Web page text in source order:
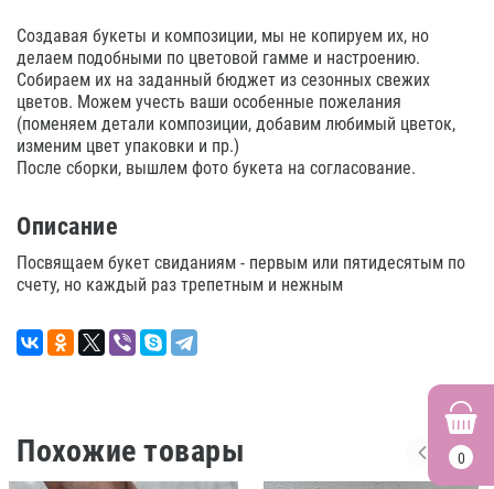
0
Создавая букеты и композиции, мы не копируем их, но
делаем подобными по цветовой гамме и настроению.
Собираем их на заданный бюджет из сезонных свежих
цветов. Можем учесть ваши особенные пожелания
(поменяем детали композиции, добавим любимый цветок,
изменим цвет упаковки и пр.)
После сборки, вышлем фото букета на согласование.
Описание
Посвящаем букет свиданиям - первым или пятидесятым по
счету, но каждый раз трепетным и нежным
Похожие товары